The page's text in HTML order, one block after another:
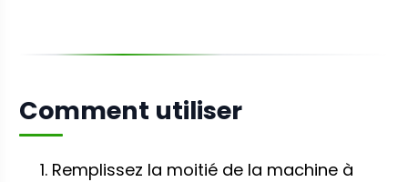
Comment utiliser
Remplissez la moitié de la machine à